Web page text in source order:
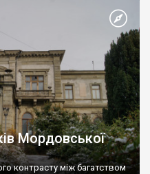
Мордовської
контрасту між багатством